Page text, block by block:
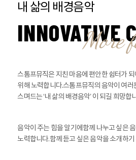
내 삶의 배경음악
INNOVATIVE
스톰프뮤직은 지친 마음에 편안한 쉼터가 되
위해 노력합니다.스톰프뮤직의 음악이 여러
스며드는 ‘내 삶의 배경음악’ 이 되길 희망합
음악이 주는 힘을 알기에함께 나누고 싶은
노력합니다.함께 듣고 싶은 음악을 소개하